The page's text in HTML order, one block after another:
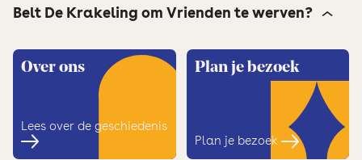
hier.
Belt De Krakeling om Vrienden te werven?
Over ons
Lees over de ge­schiedenis
Plan je bezoek
Plan je bezoek